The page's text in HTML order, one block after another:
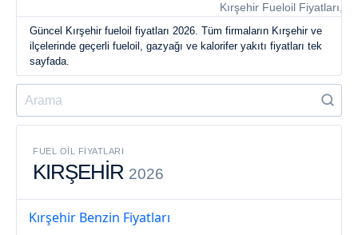
Kırşehir Fueloil Fiyatları,
Güncel Kırşehir fueloil fiyatları 2026. Tüm firmaların Kırşehir ve
ilçelerinde geçerli fueloil, gazyağı ve kalorifer yakıtı fiyatları tek
sayfada.
FUEL OIL FIYATLARI
KIRŞEHİR 2026
Kırşehir Benzin Fiyatları